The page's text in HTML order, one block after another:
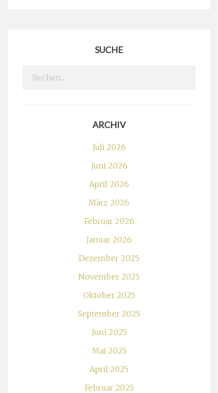
SUCHE
Search
ARCHIV
Juli 2026
Juni 2026
April 2026
März 2026
Februar 2026
Januar 2026
Dezember 2025
November 2025
Oktober 2025
September 2025
Juni 2025
Mai 2025
April 2025
Februar 2025